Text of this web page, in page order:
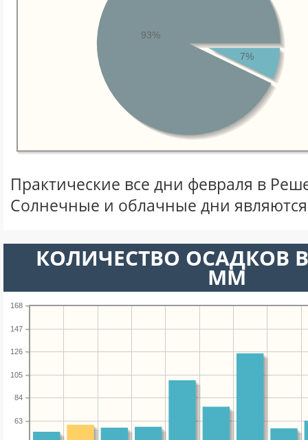
7%
93%
Практические все дни февраля в
Солнечные и облачные дни
КОЛИЧЕСТВО ОСАДКОВ
ММ
63
84
105
126
147
168